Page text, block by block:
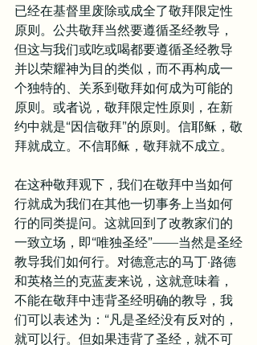
已经在基督里废除或成全了敬拜限定性
原则。公共敬拜当然要遵循圣经教导，
但这与我们或吃或喝都要遵循圣经教导
并以荣耀神为目的类似，而不再构成一
个独特的、关系到敬拜如何成为可能的
原则。或者说，敬拜限定性原则，在新
约中就是“因信敬拜”的原则。信耶稣，敬
拜就成立。不信耶稣，敬拜就不成立。
在这种敬拜观下，我们在敬拜中当如何
行就成为我们在其他一切事务上当如何
行的同类提问。这就回到了改教家们的
一致立场，即“唯独圣经”——当然是圣经
教导我们如何行。对德意志的马丁·路德
和英格兰的克蓝麦来说，这就意味着，
不能在敬拜中违背圣经明确的教导，我
们可以表述为：“凡是圣经没有反对的，
就可以行。但如果违背了圣经，就不可